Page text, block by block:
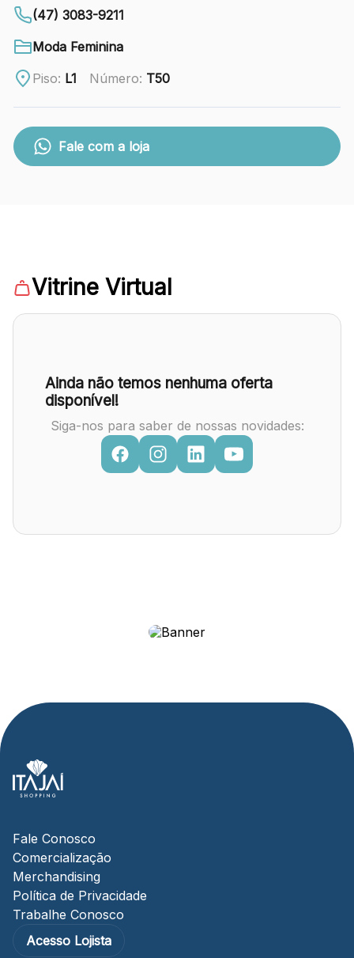
Ver local
Chamar Uber
(47) 3348-4609
(47) 3083-9211
Moda Feminina
Piso: L1 Número: T50
Fale com a loja
Vitrine Virtual
Ainda não temos nenhuma oferta
disponível!
Siga-nos para saber de nossas novidades:
Fale Conosco
Comercialização
Merchandising
Política de Privacidade
Trabalhe Conosco
Acesso Lojista